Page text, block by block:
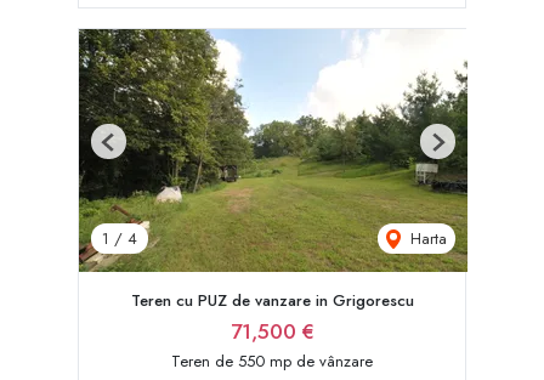
1 / 4 Harta
Previous Next
Teren cu PUZ de vanzare in Grigorescu
71,500 €
Teren de 550 mp de vânzare